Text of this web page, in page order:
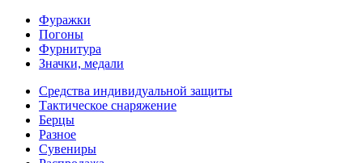
Фуражки
Погоны
Фурнитура
Значки, медали
Средства индивидуальной защиты
Тактическое снаряжение
Берцы
Разное
Сувениры